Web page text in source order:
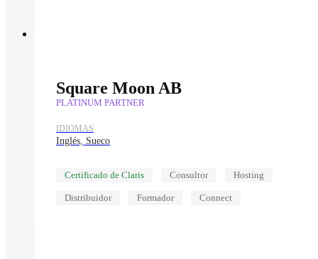
Square Moon AB
PLATINUM PARTNER
IDIOMAS
Inglés, Sueco
Certificado de Claris Consultor Hosting
Distribuidor Formador Connect